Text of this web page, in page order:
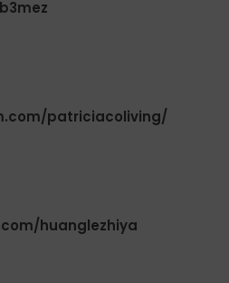
patriciacoliving/
huanglezhiya